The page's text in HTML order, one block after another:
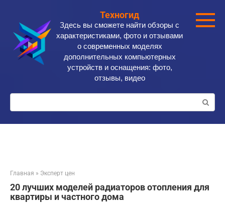
контенту
Техногид
Здесь вы сможете найти обзоры с
характеристиками, фото и отзывами
о современных моделях
дополнительных компьютерных
устройств и оснащения: фото,
отзывы, видео
Поиск:
Главная » Эксперт цен
20 лучших моделей радиаторов отопления для
квартиры и частного дома